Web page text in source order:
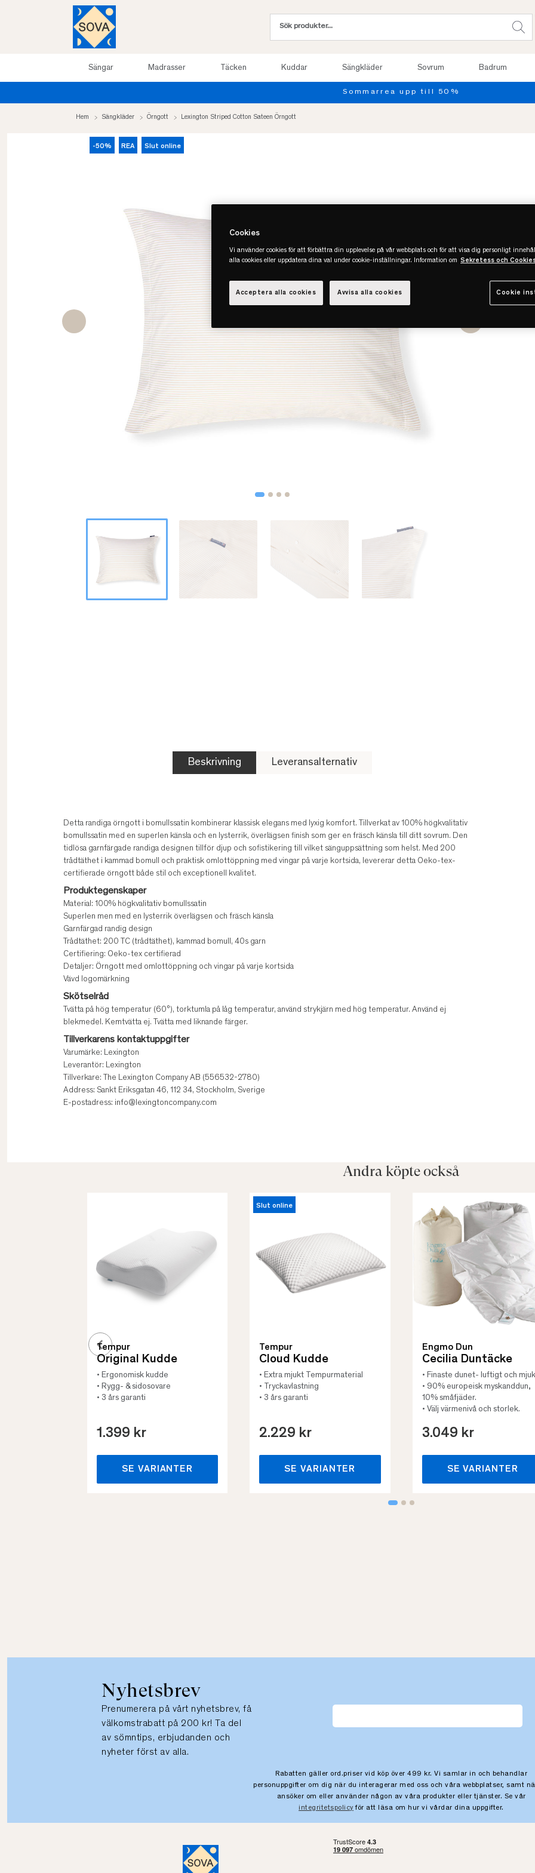
Sängar Madrasser Täcken Kuddar Sängkläder Sovrum Badrum
Hem Sängkläder Örngott Lexington Striped Cotton Sateen Örngott
-50% REA Slut online
Beskrivning Leveransalternativ
Detta randiga örngott i bomullssatin kombinerar klassisk elegans med lyxig komfort. Tillverkat av 100% högkvalitativ
bomullssatin med en superlen känsla och en lysterrik, överlägsen finish som ger en fräsch känsla till ditt sovrum. Den
tidlösa garnfärgade randiga designen tillför djup och sofistikering till vilket sänguppsättning som helst. Med 200
trådtäthet i kammad bomull och praktisk omlottöppning med vingar på varje kortsida, levererar detta Oeko-tex-
certifierade örngott både stil och exceptionell kvalitet.
Produktegenskaper
Material: 100% högkvalitativ bomullssatin
Superlen men med en lysterrik överlägsen och fräsch känsla
Garnfärgad randig design
Trådtäthet: 200 TC (trådtäthet), kammad bomull, 40s garn
Certifiering: Oeko-tex certifierad
Detaljer: Örngott med omlottöppning och vingar på varje kortsida
Vävd logomärkning
Skötselråd
Tvätta på hög temperatur (60°), torktumla på låg temperatur, använd strykjärn med hög temperatur. Använd ej
blekmedel. Kemtvätta ej. Tvätta med liknande färger.
Tillverkarens kontaktuppgifter
Varumärke: Lexington
Leverantör: Lexington
Tillverkare: The Lexington Company AB (556532-2780)
Address: Sankt Eriksgatan 46, 112 34, Stockholm, Sverige
E-postadress: info@lexingtoncompany.com
Andra köpte också
Tempur
Original Kudde
• Ergonomisk kudde
• Rygg- & sidosovare
• 3 års garanti
1.399 kr
SE VARIANTER
Slut online
Tempur
Cloud Kudde
• Extra mjukt Tempurmaterial
• Tryckavlastning
• 3 års garanti
2.229 kr
SE VARIANTER
Engmo Dun
Cecilia Duntäcke
• Finaste dunet- luftigt och
• 90% europeisk myskanddun,
10% småfjäder.
• Välj värmenivå och storlek.
3.049 kr
SE VARIANTER
Nyhetsbrev
Prenumerera på vårt nyhetsbrev, få
välkomstrabatt på 200 kr! Ta del
av sömntips, erbjudanden och
nyheter först av alla.
Rabatten gäller ord.priser vid köp över 499 kr. Vi samlar in och behandlar
personuppgifter om dig när du interagerar med oss och våra webbplatser, samt
ansöker om eller använder någon av våra produkter eller tjänster. Se vår
integritetspolicy för att läsa om hur vi vårdar dina uppgifter.
Cookies
Vi använder cookies för att förbättra din upplevelse på vår webbplats och för att visa dig personligt
alla cookies eller uppdatera dina val under cookie-inställningar. Information om Sekretess och
Cookie
Avvisa alla cookies
Acceptera alla cookies